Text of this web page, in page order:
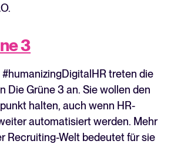
3
treten die
Die Grüne 3 an. Sie wollen den
halten, auch wenn HR-
automatisiert werden. Mehr
Recruiting-Welt bedeutet für sie